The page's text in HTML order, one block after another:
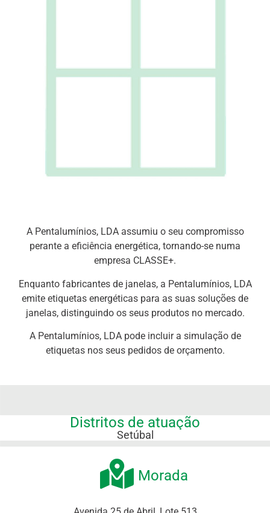
A Pentalumínios, LDA assumiu o seu compromisso
perante a eficiência energética, tornando-se numa
empresa CLASSE+.
Enquanto fabricantes de janelas, a Pentalumínios, LDA
emite etiquetas energéticas para as suas soluções de
janelas, distinguindo os seus produtos no mercado.
A Pentalumínios, LDA pode incluir a simulação de
etiquetas nos seus pedidos de orçamento.
Distritos de atuação
Setúbal
Morada